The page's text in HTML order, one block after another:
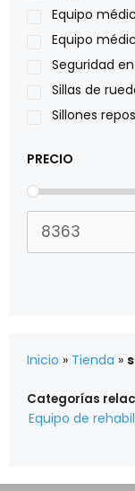
Roho
Sillas de
Stealth
Xiehe
Equipo
Equipo
Seguridad
Sillas de
Sillones
PRECIO
Inicio » Tienda »
Categorías
Equipo de